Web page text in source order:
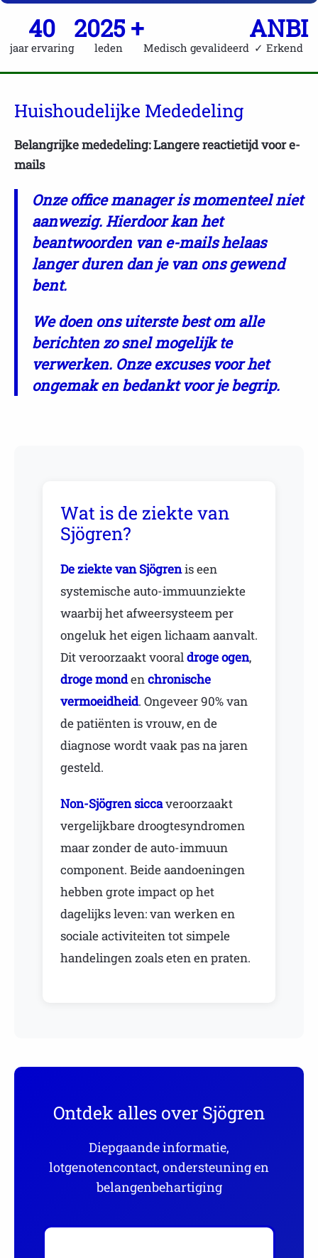
40
jaar ervaring
2025 +
leden Medisch gevalideerd
ANBI
✓ Erkend
Huishoudelijke Mededeling
Belangrijke mededeling: Langere reactietijd voor e-
mails
Onze office manager is momenteel niet
aanwezig. Hierdoor kan het
beantwoorden van e-mails helaas
langer duren dan je van ons gewend
bent.
We doen ons uiterste best om alle
berichten zo snel mogelijk te
verwerken. Onze excuses voor het
ongemak en bedankt voor je begrip.
Wat is de ziekte van
Sjögren?
De ziekte van Sjögrenis een
systemische auto-immuunziekte
waarbij het afweersysteem per
ongeluk het eigen lichaam aanvalt.
Dit veroorzaakt vooraldroge ogen,
droge mondenchronische
vermoeidheid. Ongeveer 90% van
de patiënten is vrouw, en de
diagnose wordt vaak pas na jaren
gesteld.
Non-Sjögren siccaveroorzaakt
vergelijkbare droogtesyndromen
maar zonder de auto-immuun
component. Beide aandoeningen
hebben grote impact op het
dagelijks leven: van werken en
sociale activiteiten tot simpele
handelingen zoals eten en praten.
Ontdek alles over Sjögren
Diepgaande informatie,
lotgenotencontact, ondersteuning en
belangenbehartiging